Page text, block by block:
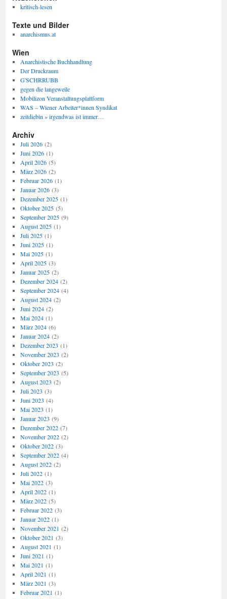
kritisch-lesen
Texte und Bilder
anarchismus.at
Wien
Anarchistische Buchhandlung
Der Druckraum
G'SCHRRUBB
gegen die langeweile
Mobilizon Veranstaltungsplattform
WAS – Wiener Arbeiter*innen Syndikat
zeitdiebin » irgendwas ist immer…
Archiv
Juli 2026(2)
Juni 2026(1)
April 2026(5)
März 2026(2)
Februar 2026(1)
Januar 2026(3)
Dezember 2025(1)
Oktober 2025(5)
September 2025(9)
August 2025(1)
Juli 2025(1)
Juni 2025(1)
Mai 2025(1)
April 2025(3)
Januar 2025(2)
Dezember 2024(2)
September 2024(4)
August 2024(2)
Juni 2024(2)
Mai 2024(1)
März 2024(6)
Januar 2024(2)
Dezember 2023 (1)
November 2023 (2)
Oktober 2023 (2)
September 2023 (5)
August 2023 (2)
Juli 2023 (3)
Juni 2023 (4)
Mai 2023 (1)
Januar 2023 (9)
Dezember 2022(7)
November 2022(2)
Oktober 2022(3)
September 2022(4)
August 2022(2)
Juli 2022(1)
Mai 2022(3)
April 2022(1)
März 2022(5)
Februar 2022(3)
Januar 2022(1)
November 2021 (2)
Oktober 2021 (3)
August 2021 (1)
Juni 2021 (1)
Mai 2021 (1)
April 2021 (1)
März 2021 (3)
Februar 2021 (1)